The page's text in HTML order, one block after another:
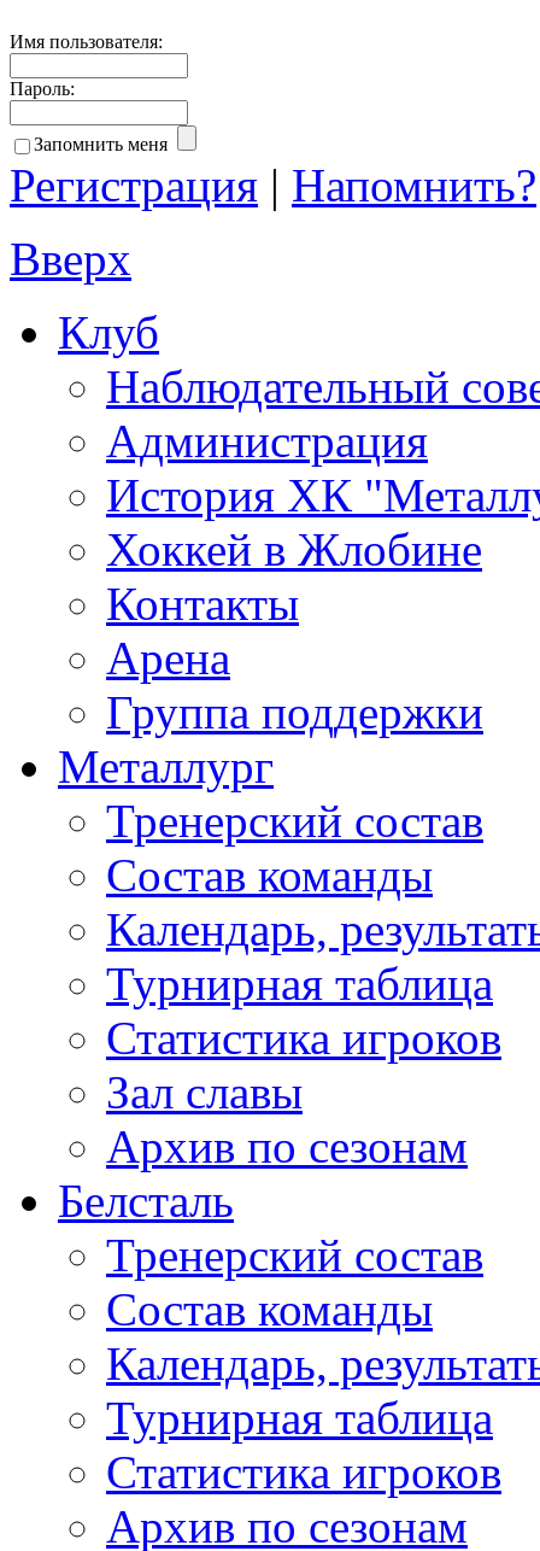
Имя пользователя:
Пароль:
Запомнить меня
Регистрация | Напомнить?
Вверх
Клуб
Наблюдательный
Администрация
История ХК
Хоккей в Жлобине
Контакты
Арена
Группа поддержки
Металлург
Тренерский состав
Состав команды
Календарь,
Турнирная таблица
Статистика игроков
Зал славы
Архив по сезонам
Белсталь
Тренерский состав
Состав команды
Календарь,
Турнирная таблица
Статистика игроков
Архив по сезонам